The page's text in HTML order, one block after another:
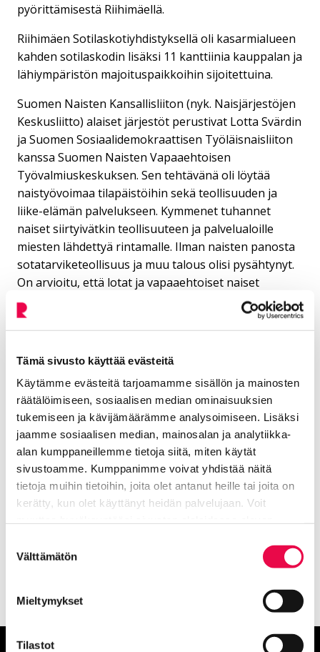
Tämä sivusto käyttää evästeitä
Käytämme evästeitä tarjoamamme sisällön ja mainosten
räätälöimiseen, sosiaalisen median ominaisuuksien
tukemiseen ja kävijämäärämme analysoimiseen. Lisäksi
jaamme sosiaalisen median, mainosalan ja analytiikka-
alan kumppaneillemme tietoja siitä, miten käytät
sivustoamme. Kumppanimme voivat yhdistää näitä
tietoja muihin tietoihin, joita olet antanut heille tai joita on
kerätty, kun olet käyttänyt heidän palvelujaan. Voit
valinta
Välttämätön
Mieltymykset
Tilastot
pyörittämisestä Riihimäellä.
Riihimäen Sotilaskotiyhdistyksellä oli kasarmialueen
kahden sotilaskodin lisäksi 11 kanttiinia kauppalan ja
lähiympäristön majoituspaikkoihin sijoitettuina.
Suomen Naisten Kansallisliiton (nyk. Naisjärjestöjen
Keskusliitto) alaiset järjestöt perustivat Lotta Svärdin
ja Suomen Sosiaalidemokraattisen Työläisnaisliiton
kanssa Suomen Naisten Vapaaehtoisen
Työvalmiuskeskuksen. Sen tehtävänä oli löytää
naistyövoimaa tilapäistöihin sekä teollisuuden ja
liike-elämän palvelukseen. Kymmenet tuhannet
naiset siirtyivätkin teollisuuteen ja palvelualoille
miesten lähdettyä rintamalle. Ilman naisten panosta
sotatarviketeollisuus ja muu talous olisi pysähtynyt.
On arvioitu, että lotat ja vapaaehtoiset naiset
mahdollistivat omalla työllään peräti 100 000 miehen
siirtymisen rintamalle tai muihin töihin.
maatiloista ja arjen toimivuudesta.
Lisää aiheesta: Talvisodan aika
Riihimäellä
Nykyinen sivu
Klikkaa käyttääksesi valikkoa